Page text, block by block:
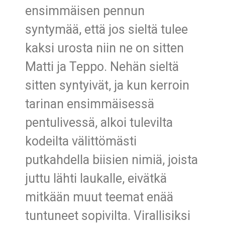
ensimmäisen pennun
syntymää, että jos sieltä tulee
kaksi urosta niin ne on sitten
Matti ja Teppo. Nehän sieltä
sitten syntyivät, ja kun kerroin
tarinan ensimmäisessä
pentulivessä, alkoi tulevilta
kodeilta välittömästi
putkahdella biisien nimiä, joista
juttu lähti laukalle, eivätkä
mitkään muut teemat enää
tuntuneet sopivilta. Virallisiksi